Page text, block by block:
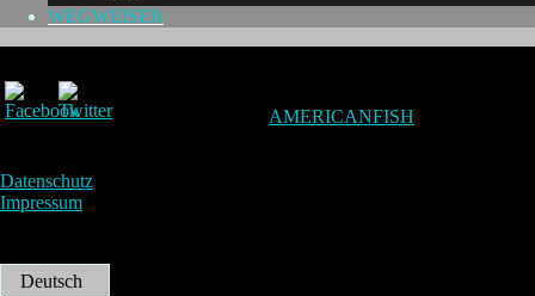
WEGWEISER
AMERICANFISH
Datenschutz
Impressum
Deutsch